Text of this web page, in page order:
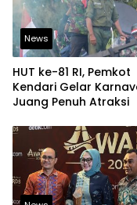
News
HUT ke-81 RI, Pemkot
Kendari Gelar
Juang Penuh Atraksi